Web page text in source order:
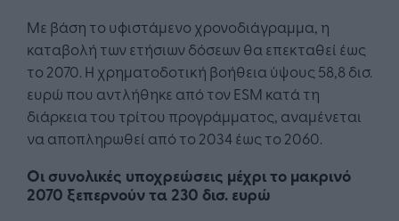
Με βάση το υφιστάμενο χρονοδιάγραμμα, η
καταβολή των ετήσιων δόσεων θα επεκταθεί έως
το 2070. H χρηματοδοτική βοήθεια ύψους 58,8 δισ.
ευρώ που αντλήθηκε από τον ESM κατά τη
διάρκεια του τρίτου προγράμματος, αναμένεται
να αποπληρωθεί από το 2034 έως το 2060.
Οι συνολικές υποχρεώσεις μέχρι το μακρινό
2070 ξεπερνούν τα 230 δισ. ευρώ